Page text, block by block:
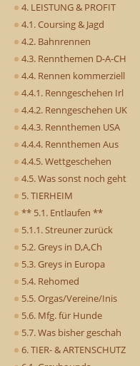
4. LEISTUNG & PROFIT
4.1. Coursing & Jagd
4.2. Bahnrennen
4.3. Rennthemen D-A-CH
4.4. Rennen kommerziell
4.4.1. Renngeschehen Irl
4.4.2. Renngeschehen UK
4.4.3. Rennthemen USA
4.4.4. Rennthemen Aus
4.4.5. Wettgeschehen
4.5. Was sonst noch geht
5. TIERHEIM
** 5.1. Entlaufen **
5.1.1. Streuner zurück
5.2. Greys in D,A,Ch
5.3. Greys in Europa
5.4. Rehomed
5.5. Orgas/Vereine/Inis
5.6. Mfg. für Hunde
5.7. Was bisher geschah
6. TIER- & ARTENSCHUTZ